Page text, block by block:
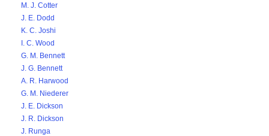
M. J. Cotter
J. E. Dodd
K. C. Joshi
I. C. Wood
G. M. Bennett
J. G. Bennett
A. R. Harwood
G. M. Niederer
J. E. Dickson
J. R. Dickson
J. Runga